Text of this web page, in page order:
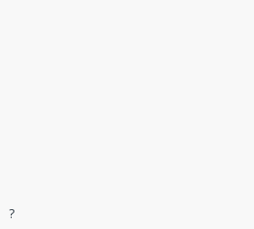
?